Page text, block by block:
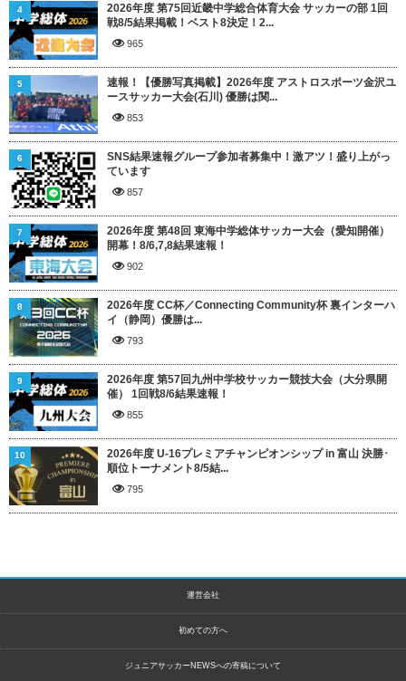
2026年度 第75回近畿中学総合体育大会 サッカーの部 1回
戦8/5結果掲載！ベスト8決定！2...
965
4
速報！【優勝写真掲載】2026年度 アストロスポーツ金沢ユ
ースサッカー大会(石川) 優勝は関...
853
5
SNS結果速報グループ参加者募集中！激アツ！盛り上がっ
ています
857
6
2026年度 第48回 東海中学総体サッカー大会（愛知開催）
開幕！8/6,7,8結果速報！
902
7
2026年度 CC杯／Connecting Community杯 裏インターハ
イ（静岡）優勝は...
793
8
2026年度 第57回九州中学校サッカー競技大会（大分県開
催） 1回戦8/6結果速報！
855
9
2026年度 U-16プレミアチャンピオンシップ in 富山 決勝･
順位トーナメント8/5結...
795
10
運営会社
初めての方へ
ジュニアサッカーNEWSへの寄稿について